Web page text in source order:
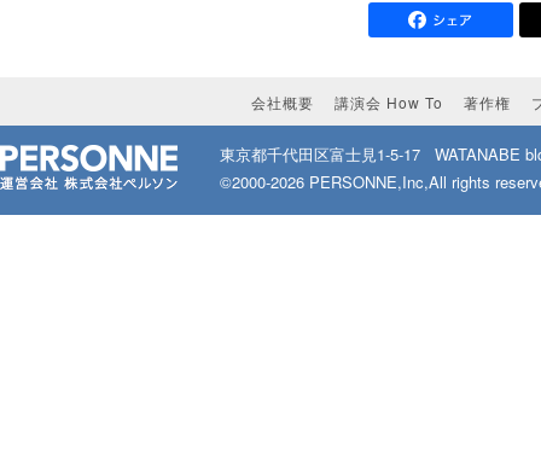
会社概要 講演会 How To 著作権
東京都千代田区富士見1-5-17
WATANABE
©2000-2026 PERSONNE,Inc,All rights